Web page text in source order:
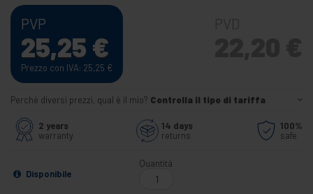
PVP
25,25 €
Prezzo con IVA: 25,25 €
Perché diversi prezzi, qual è il mio? Controlla il tipo di tariffa
2 years
warranty
14 days
returns
100%
safe
Disponibile
Quantità